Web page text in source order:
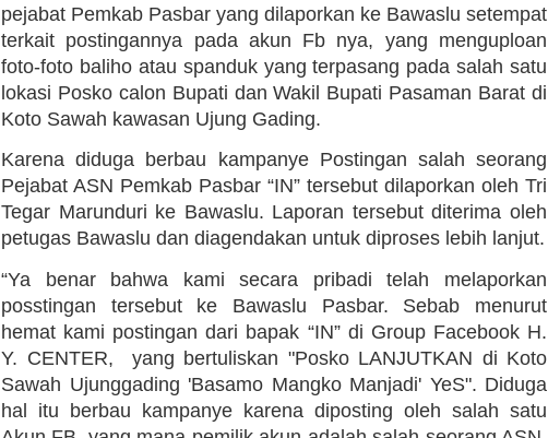
pejabat Pemkab Pasbar yang dilaporkan ke Bawaslu setempat
terkait postingannya pada akun Fb nya, yang menguploan
foto-foto baliho atau spanduk yang terpasang pada salah satu
lokasi Posko calon Bupati dan Wakil Bupati Pasaman Barat di
Koto Sawah kawasan Ujung Gading.
Karena diduga berbau kampanye Postingan salah seorang
Pejabat ASN Pemkab Pasbar “IN” tersebut dilaporkan oleh Tri
Tegar Marunduri ke Bawaslu. Laporan tersebut diterima oleh
petugas Bawaslu dan diagendakan untuk diproses lebih lanjut.
“Ya benar bahwa kami secara pribadi telah melaporkan
posstingan tersebut ke Bawaslu Pasbar. Sebab menurut
hemat kami postingan dari bapak “IN” di Group Facebook H.
Y. CENTER, yang bertuliskan "Posko LANJUTKAN di Koto
Sawah Ujunggading 'Basamo Mangko Manjadi' YeS". Diduga
hal itu berbau kampanye karena diposting oleh salah satu